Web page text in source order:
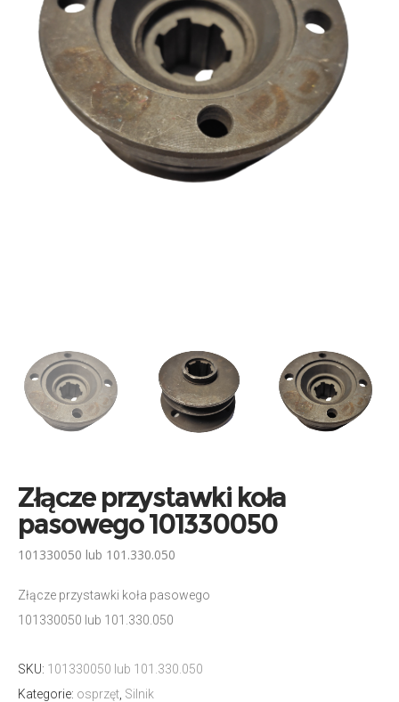
Złącze przystawki koła
pasowego 101330050
101330050 lub 101.330.050
Złącze przystawki koła pasowego
101330050 lub 101.330.050
SKU: 101330050 lub 101.330.050
Kategorie: osprzęt Silnik